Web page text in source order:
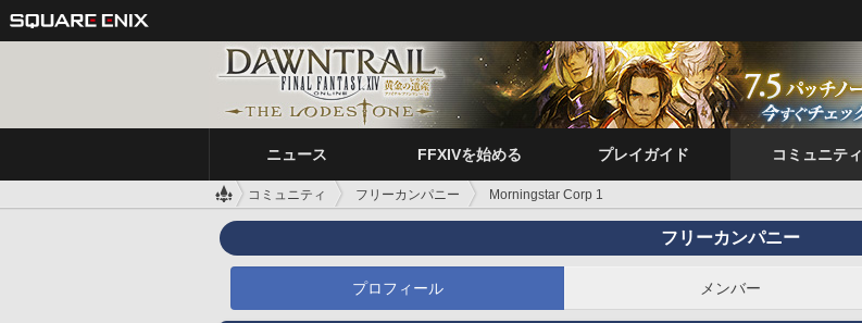
ニュース FFXIVを始める プレイガイド コミュニティ
コミュニティ フリーカンパニー Morningstar Corp 1
フリーカンパニー
プロフィール メンバー